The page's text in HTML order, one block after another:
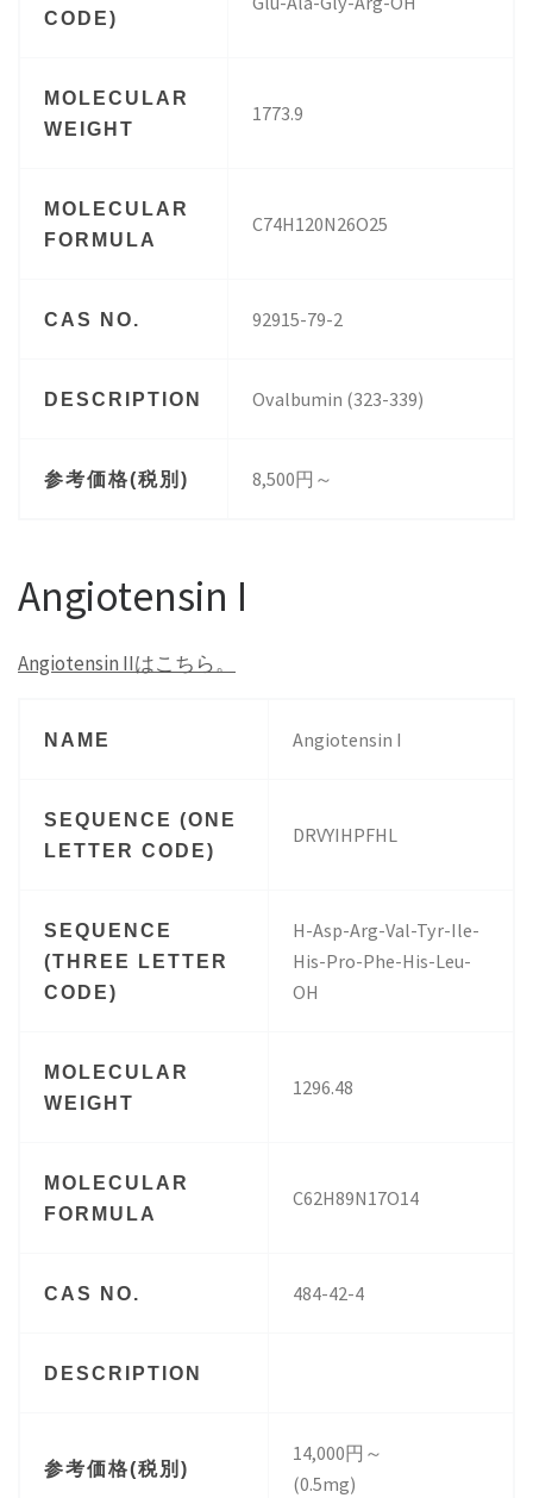
CODE)
MOLECULAR
WEIGHT
1773.9
MOLECULAR
FORMULA
C74H120N26O25
CAS NO. 92915-79-2
DESCRIPTION Ovalbumin (323-339)
参考価格(税別) 8,500円～
Angiotensin I
Angiotensin IIはこちら。
NAME Angiotensin I
SEQUENCE (ONE
LETTER CODE)
DRVYIHPFHL
SEQUENCE
(THREE LETTER
CODE)
H-Asp-Arg-Val-Tyr-Ile-
His-Pro-Phe-His-Leu-
OH
MOLECULAR
WEIGHT
1296.48
MOLECULAR
FORMULA
C62H89N17O14
CAS NO. 484-42-4
DESCRIPTION
参考価格(税別)
14,000円～
(0.5mg)